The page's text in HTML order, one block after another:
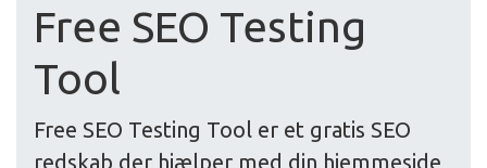
Free SEO Testing
Tool
Free SEO Testing Tool er et gratis SEO
redskab der hjælper med din hjemmeside